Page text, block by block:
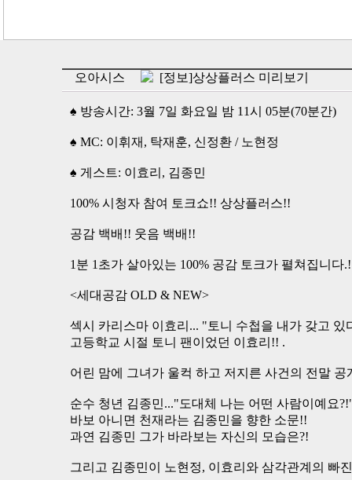
오아시스 [정보]상상플러스 미리보기
♠ 방송시간: 3월 7일 화요일 밤 11시 05분(70분간)
♠ MC: 이휘재, 탁재훈, 신정환 / 노현정
♠ 게스트: 이효리, 김종민
100% 시청자 참여 토크쇼!! 상상플러스!!
공감 백배!! 웃음 백배!!
1분 1초가 살아있는 100% 공감 토크가 펼쳐집니다
<세대공감 OLD & NEW>
섹시 카리스마 이효리... "토니 수첩을 내가 갖고 있
고등학교 시절 토니 팬이었던 이효리!! .
어린 맘에 그녀가 울컥 하고 저지른 사건의 전말 공
순수 청년 김종민..."도대체 나는 어떤 사람이예요
바보 아니면 천재라는 김종민을 향한 소문!!
과연 김종민 그가 바라보는 자신의 모습은?!
그리고 김종민이 노현정, 이효리와 삼각관계의 빠